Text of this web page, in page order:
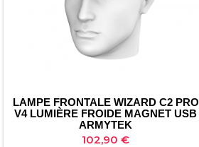
LAMPE FRONTALE WIZARD C2 PRO
V4 LUMIÈRE FROIDE MAGNET USB
ARMYTEK
Prix
102,90 €